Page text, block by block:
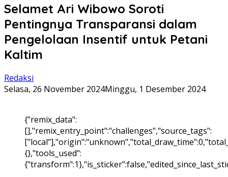
Selamet Ari Wibowo Soroti
Pentingnya Transparansi dalam
Pengelolaan Insentif untuk Petani
Kaltim
Redaksi
Selasa, 26 November 2024Minggu, 1 Desember 2024
{"remix_data":
[],"remix_entry_point":"challenges","source_tags":
{},"tools_used":